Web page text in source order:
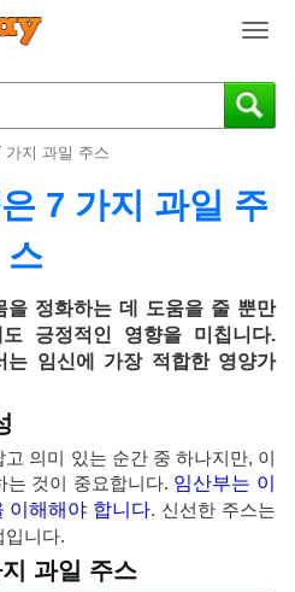
T
g
g
n
g
a
t
가지 과일 주스
7 가지 과일 주
스
을 정화하는 데 도움을 줄 뿐만
긍정적인 영향을 미칩니다.
임신에 가장 적합한 영양가
의미 있는 순간 중 하나지만, 이
는 것이 중요합니다. 임산부는 이
이해해야 합니다. 신선한 주스는
입니다.
과일 주스